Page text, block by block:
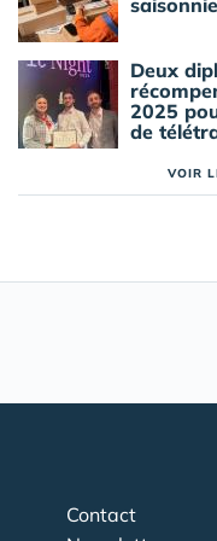
Deux
2025
de
VOIR
Contact